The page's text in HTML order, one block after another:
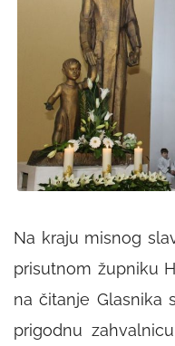
Na kraju misnog
prisutnom župniku
na čitanje Glasnika
prigodnu